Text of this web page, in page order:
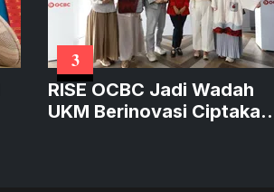
3
RISE OCBC Jadi Wadah
UKM Berinovasi Ciptakan